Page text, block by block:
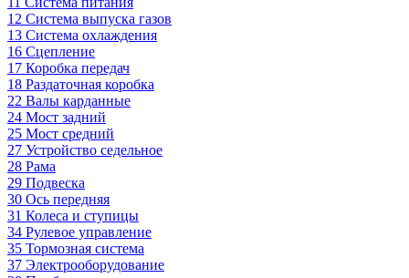
12 Система выпуска газов
13 Система охлаждения
16 Сцепление
17 Коробка передач
18 Раздаточная коробка
22 Валы карданные
24 Мост задний
25 Мост средний
27 Устройство седельное
28 Рама
29 Подвеска
30 Ось передняя
31 Колеса и ступицы
34 Рулевое управление
35 Тормозная система
37 Электрооборудование